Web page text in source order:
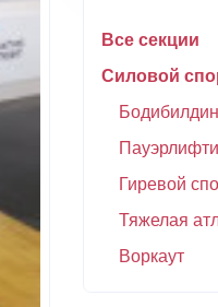
Все секции
Силовой
Гиревой
Тяжелая
Воркаут